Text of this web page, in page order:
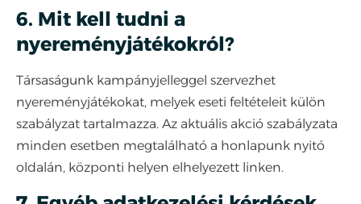
6. Mit kell tudni a
nyereményjátékokról?
Társaságunk kampányjelleggel szervezhet
nyereményjátékokat, melyek eseti feltételeit külön
szabályzat tartalmazza. Az aktuális akció szabályzata
minden esetben megtalálható a honlapunk nyitó
oldalán, központi helyen elhelyezett linken.